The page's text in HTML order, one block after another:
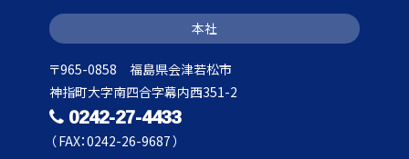
本社
〒965-0858 福島県会津若松市
神指町大字南四合字幕内西351-2
0242-27-4433
（ FAX：0242-26-9687 ）